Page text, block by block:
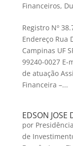
Financeiros,
Registro Nº
Endereço Rua
Campinas UF
99240-0027
de atuação
Financeira –...
EDSON JOSE
por
de